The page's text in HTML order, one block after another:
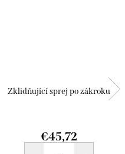
Zklidňující sprej po zákroku
€45,72